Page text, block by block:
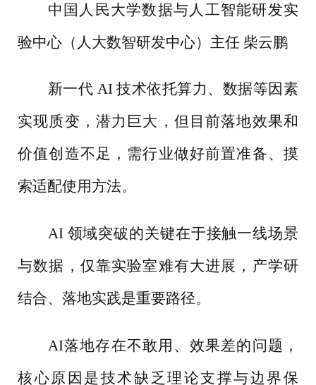
中国人民大学数据与人工智能研发实
验中心（人大数智研发中心）主任 柴云鹏
新一代 AI 技术依托算力、数据等因素
实现质变，潜力巨大，但目前落地效果和
价值创造不足，需行业做好前置准备、摸
索适配使用方法。
AI 领域突破的关键在于接触一线场景
与数据，仅靠实验室难有大进展，产学研
结合、落地实践是重要路径。
AI落地存在不敢用、效果差的问题，
核心原因是技术缺乏理论支撑与边界保